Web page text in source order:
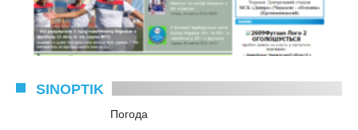
SINOPTIK
Погода